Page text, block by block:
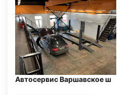
Автосервис Варшавское ш